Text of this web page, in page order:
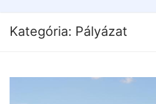
Kategória: Pályázat